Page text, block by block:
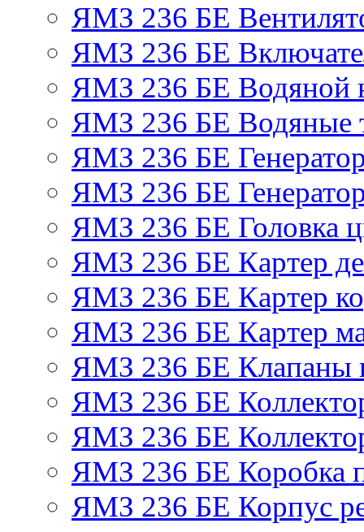
ЯМЗ 236 БЕ
ЯМЗ 236 БЕ
ЯМЗ 236 БЕ Водяной
ЯМЗ 236 БЕ Водяные
ЯМЗ 236 БЕ
ЯМЗ 236 БЕ
ЯМЗ 236 БЕ Головка
ЯМЗ 236 БЕ Картер
ЯМЗ 236 БЕ Картер
ЯМЗ 236 БЕ Картер
ЯМЗ 236 БЕ Клапаны
ЯМЗ 236 БЕ
ЯМЗ 236 БЕ
ЯМЗ 236 БЕ Коробка
ЯМЗ 236 БЕ Корпус